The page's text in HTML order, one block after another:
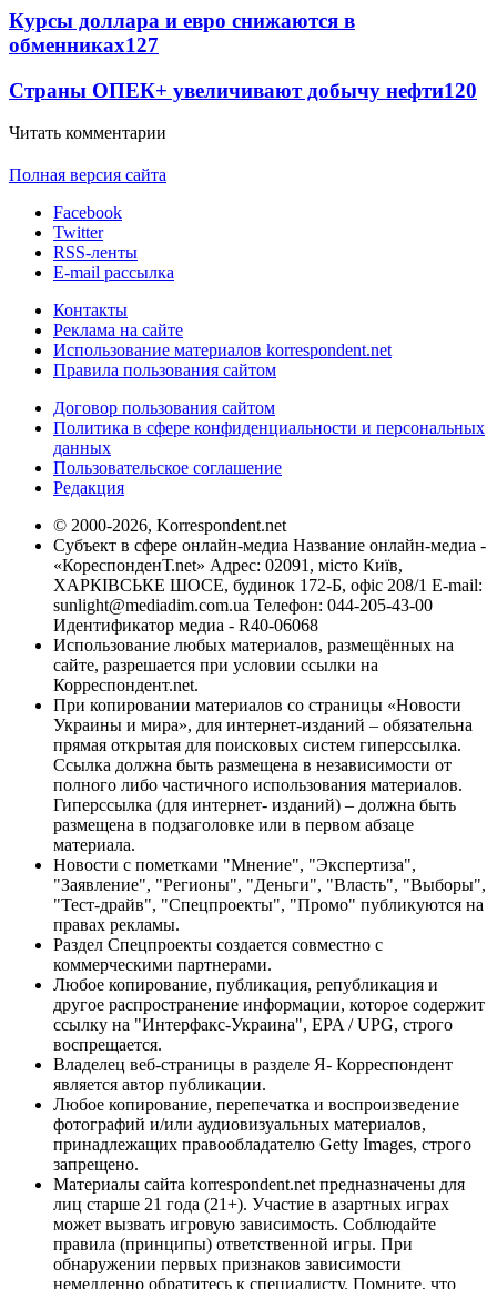
Курсы доллара и евро снижаются в
обменниках127
Страны ОПЕК+ увеличивают добычу нефти120
Читать комментарии
Полная версия сайта
Facebook
Twitter
RSS-ленты
E-mail рассылка
Контакты
Реклама на сайте
Использование материалов korrespondent.net
Правила пользования сайтом
Договор пользования сайтом
Политика в сфере конфиденциальности и персональных
данных
Пользовательское соглашение
Редакция
© 2000-2026, Korrespondent.net
Субъект в сфере онлайн-медиа Название онлайн-медиа -
«КореспонденТ.net» Адрес: 02091, місто Київ,
ХАРКІВСЬКЕ ШОСЕ, будинок 172-Б, офіс 208/1 E-mail:
sunlight@mediadim.com.ua Телефон: 044-205-43-00
Идентификатор медиа - R40-06068
Использование любых материалов, размещённых на
сайте, разрешается при условии ссылки на
Корреспондент.net.
При копировании материалов со страницы «Новости
Украины и мира», для интернет-изданий – обязательна
прямая открытая для поисковых систем гиперссылка.
Ссылка должна быть размещена в независимости от
полного либо частичного использования материалов.
Гиперссылка (для интернет- изданий) – должна быть
размещена в подзаголовке или в первом абзаце
материала.
Новости с пометками "Мнение", "Экспертиза",
"Заявление", "Регионы", "Деньги", "Власть", "Выборы",
"Тест-драйв", "Спецпроекты", "Промо" публикуются на
правах рекламы.
Раздел Спецпроекты создается совместно с
коммерческими партнерами.
Любое копирование, публикация, републикация и
другое распространение информации, которое содержит
ссылку на "Интерфакс-Украина", EPA / UPG, строго
воспрещается.
Владелец веб-страницы в разделе Я- Корреспондент
является автор публикации.
Любое копирование, перепечатка и воспроизведение
фотографий и/или аудиовизуальных материалов,
принадлежащих правообладателю Getty Images, строго
запрещено.
Материалы сайта korrespondent.net предназначены для
лиц старше 21 года (21+). Участие в азартных играх
может вызвать игровую зависимость. Соблюдайте
правила (принципы) ответственной игры. При
обнаружении первых признаков зависимости
немедленно обратитесь к специалисту. Помните, что